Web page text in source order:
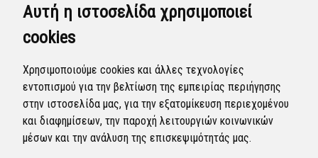
Αυτή η ιστοσελίδα χρησιμοποιεί
cookies
Χρησιμοποιούμε cookies και άλλες τεχνολογίες
εντοπισμού για την βελτίωση της εμπειρίας περιήγησης
στην ιστοσελίδα μας, για την εξατομίκευση περιεχομένου
και διαφημίσεων, την παροχή λειτουργιών κοινωνικών
μέσων και την ανάλυση της επισκεψιμότητάς μας.
Διεύθυνση Πρασίνου
(Επόπτης)
06 Μαΐ 2025 - 10:58
Η αναφορά προγραμματίστηκε να επιλυθεί.
Προγραμματισμένη